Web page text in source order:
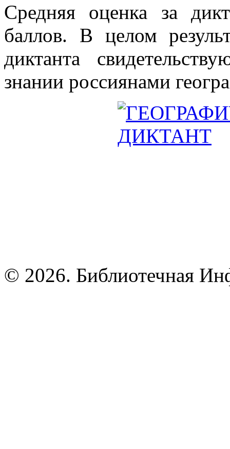
Средняя оценка за
баллов. В целом
диктанта
знании россиянами
© 2026. Библиотечная